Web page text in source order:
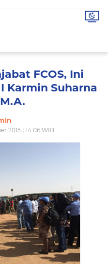
FCOS, Ini
Karmin Suharna
2015 | 14.06 WIB